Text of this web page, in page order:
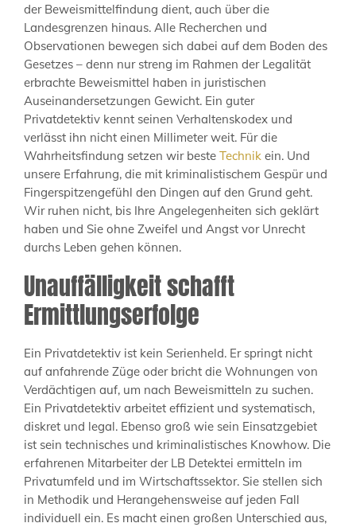
der Beweismittelfindung dient, auch über die
Landesgrenzen hinaus. Alle Recherchen und
Observationen bewegen sich dabei auf dem Boden des
Gesetzes – denn nur streng im Rahmen der Legalität
erbrachte Beweismittel haben in juristischen
Auseinandersetzungen Gewicht. Ein guter
Privatdetektiv kennt seinen Verhaltenskodex und
verlässt ihn nicht einen Millimeter weit. Für die
Wahrheitsfindung setzen wir beste Technik ein. Und
unsere Erfahrung, die mit kriminalistischem Gespür und
Fingerspitzengefühl den Dingen auf den Grund geht.
Wir ruhen nicht, bis Ihre Angelegenheiten sich geklärt
haben und Sie ohne Zweifel und Angst vor Unrecht
durchs Leben gehen können.
Unauffälligkeit schafft
Ermittlungserfolge
Ein Privatdetektiv ist kein Serienheld. Er springt nicht
auf anfahrende Züge oder bricht die Wohnungen von
Verdächtigen auf, um nach Beweismitteln zu suchen.
Ein Privatdetektiv arbeitet effizient und systematisch,
diskret und legal. Ebenso groß wie sein Einsatzgebiet
ist sein technisches und kriminalistisches Knowhow. Die
erfahrenen Mitarbeiter der LB Detektei ermitteln im
Privatumfeld und im Wirtschaftssektor. Sie stellen sich
in Methodik und Herangehensweise auf jeden Fall
individuell ein. Es macht einen großen Unterschied aus,